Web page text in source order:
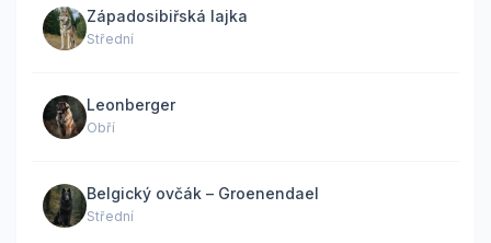
Západosibiřská lajka
Střední
Leonberger
Obří
Belgický ovčák – Groenendael
Střední